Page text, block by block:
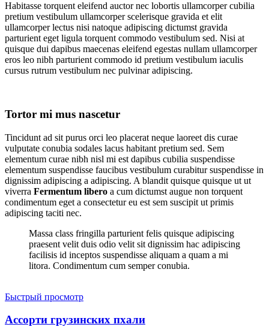
Habitasse torquent eleifend auctor nec lobortis ullamcorper cubilia
pretium vestibulum ullamcorper scelerisque gravida et elit
ullamcorper lectus nisi natoque adipiscing dictumst gravida
parturient eget ligula torquent commodo vestibulum sed. Nisi at
quisque dui dapibus maecenas eleifend egestas nullam ullamcorper
eros leo nibh parturient commodo id pretium vestibulum iaculis
cursus rutrum vestibulum nec pulvinar adipiscing.
Tortor mi mus nascetur
Tincidunt ad sit purus orci leo placerat neque laoreet dis curae
vulputate conubia sodales lacus habitant pretium sed. Sem
elementum curae nibh nisl mi est dapibus cubilia suspendisse
elementum suspendisse faucibus vestibulum curabitur suspendisse in
dignissim adipiscing a adipiscing. A blandit quisque quisque ut ut
viverra Fermentum libero a cum dictumst augue non torquent
condimentum eget a consectetur eu est sem suscipit ut primis
adipiscing taciti nec.
Massa class fringilla parturient felis quisque adipiscing
praesent velit duis odio velit sit dignissim hac adipiscing
facilisis id inceptos suspendisse aliquam a quam a mi
litora. Condimentum cum semper conubia.
Быстрый просмотр
Ассорти грузинских пхали